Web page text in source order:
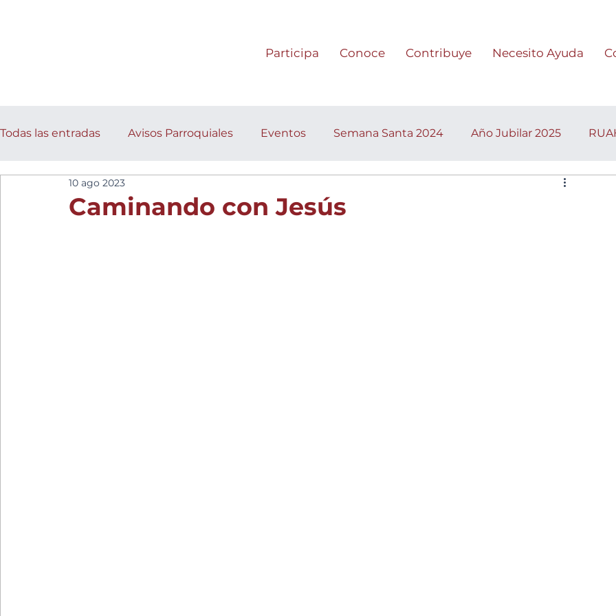
Participa Conoce Contribuye Necesito Ayuda
Todas las entradas Avisos Parroquiales Eventos Semana Santa 2024 Año Jubilar 2025
Caminando con Jesús
10 ago 2023